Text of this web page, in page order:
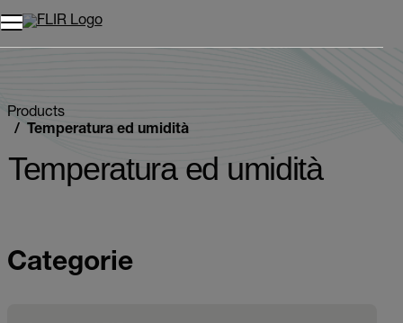
Unread messages
Modello
Rimuovi
articolo
Aggiungi al carrello
Aggiunto al carrello
Products
Temperatura ed umidità
Temperatura ed umidità
Categorie